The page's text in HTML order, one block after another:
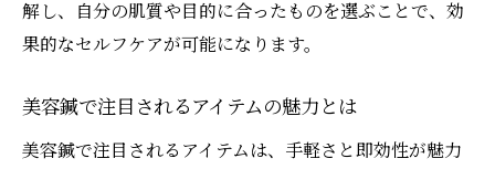
美容鍼を安心して使うためのコツ
美容鍼人気商品選びで重視すべき点
美容鍼商品の安全性チェックポイント
解し、自分の肌質や目的に合ったものを選ぶことで、効
果的なセルフケアが可能になります。
美容鍼で注目されるアイテムの魅力とは
美容鍼で注目されるアイテムは、手軽さと即効性が魅力